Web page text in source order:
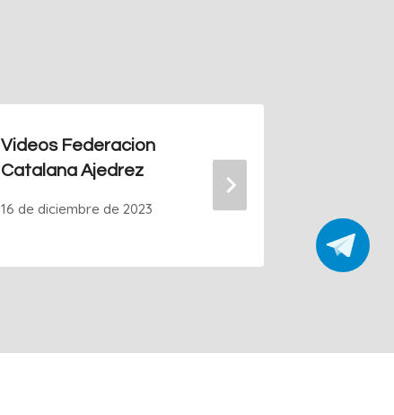
Videos Federacion
Catalana Ajedrez
16 de diciembre de 2023